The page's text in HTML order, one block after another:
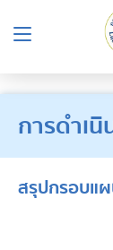
การดำเ
สรุปกรอบแ